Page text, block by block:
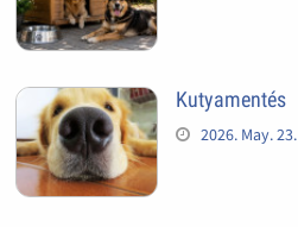
Kutyamentés
2026. May. 23.